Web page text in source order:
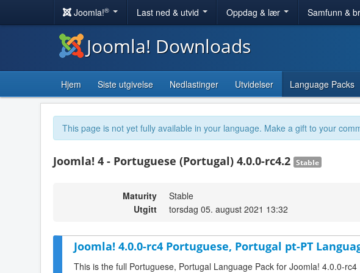
Joomla!® Last ned & utvid Oppdag & lær Samfunn &
Joomla! Downloads
Hjem Siste utgivelse Nedlastinger Utvidelser Language Packs
This page is not yet fully available in your language. Make a gift to your
Joomla! 4 - Portuguese (Portugal) 4.0.0-rc4.2 Stable
Maturity
Stable
Utgitt
torsdag 05. august 2021 13:32
Joomla! 4.0.0-rc4 Portuguese, Portugal pt-PT
This is the full Portuguese, Portugal Language Pack for Joomla! 4.0.0-rc4